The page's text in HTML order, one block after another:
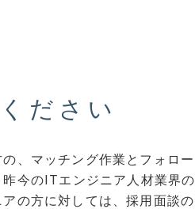
ださい
、マッチング作業とフォロー
今のITエンジニア人材業界の
の方に対しては、採用面談の